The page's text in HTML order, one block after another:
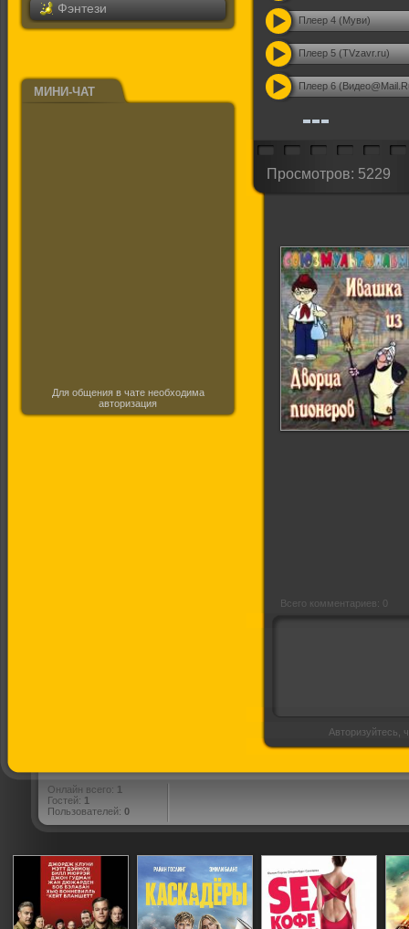
Фэнтези
МИНИ-ЧАТ
Для общения в чате необходима
авторизация
Плеер 4 (Муви)
Плеер 5 (TVzavr.ru)
Плеер 6
Просмотров: 5229
Всего комментариев: 0
Авторизуйтесь,
Онлайн всего: 1
Гостей: 1
Пользователей: 0